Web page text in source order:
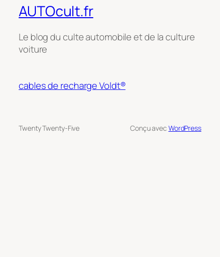
AUTOcult.fr
Le blog du culte automobile et de la culture
voiture
cables de recharge Voldt®
Twenty Twenty-Five Conçu avec WordPress